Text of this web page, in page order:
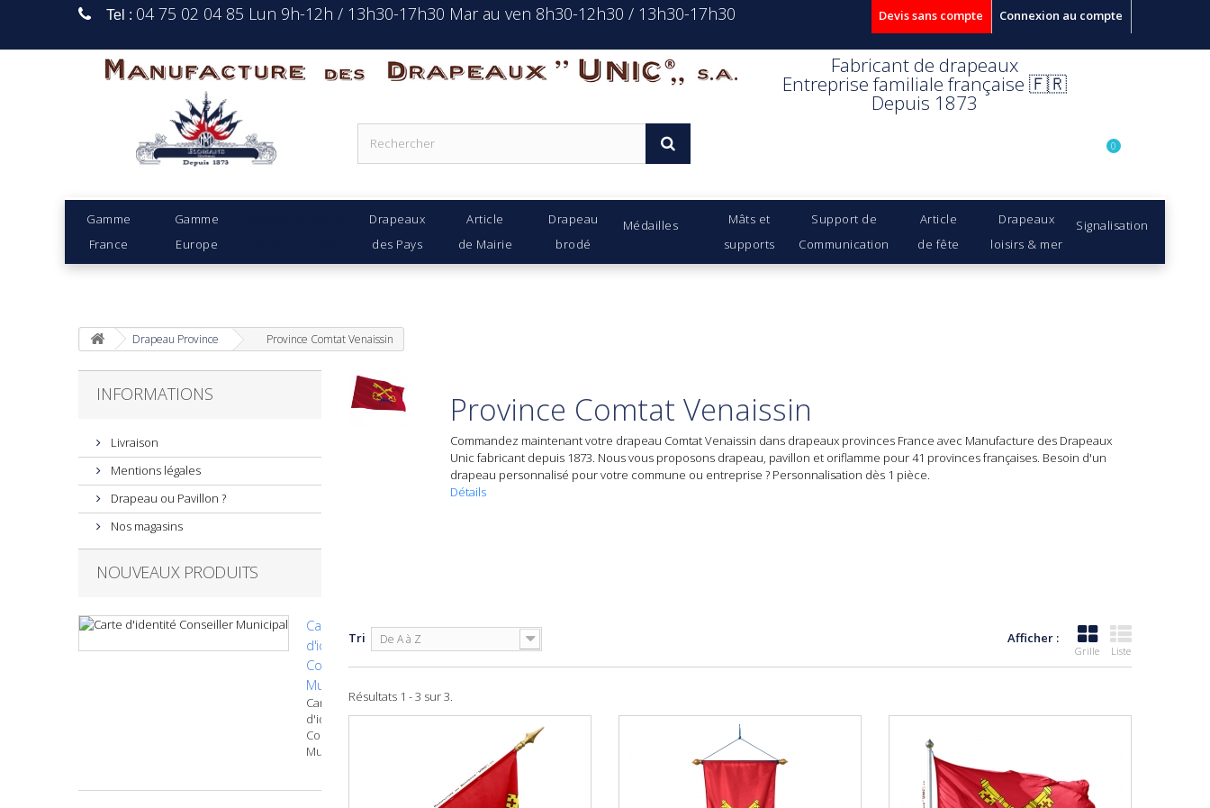
Connexion au compte
Tel : 04 75 02 04 85 Lun 9h-12h / 13h30-17h30 Mar au ven 8h30-12h30 / 13h30-17h30 Devis sans compte
Manufacture Des Drapeaux Unic s.a. Fabricant de drapeaux
Entreprise familiale française 🇫🇷
Depuis 1873
Gamme
France
Gamme
Europe
Drapeaux
des Pays
Article
de Mairie
Drapeau
brodé
Médailles
Mâts et
supports
Support de
Communication
Article
de fête
Drapeaux
loisirs & mer
Signalisation
0
Drapeau Province Province Comtat Venaissin
INFORMATIONS
Livraison
Mentions légales
Drapeau ou Pavillon ?
Nos magasins
NOUVEAUX PRODUITS
Carte
d'identité
Conseiller
Municipal
Carte
d'identité
Conseiller
Municipal
Province Comtat Venaissin
Commandez maintenant votre drapeau Comtat Venaissin dans drapeaux provinces France avec Manufacture des Drapeaux
Unic fabricant depuis 1873. Nous vous proposons drapeau, pavillon et oriflamme pour 41 provinces françaises. Besoin d'un
drapeau personnalisé pour votre commune ou entreprise ? Personnalisation dès 1 pièce.
Détails
Afficher :
Grille Liste
Tri De A à Z
Résultats 1 - 3 sur 3.